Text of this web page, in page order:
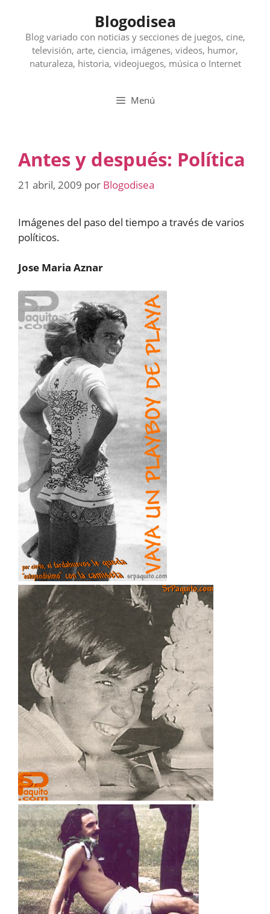
contenido
Blogodisea
Blog variado con noticias y secciones de juegos, cine,
televisión, arte, ciencia, imágenes, videos, humor,
naturaleza, historia, videojuegos, música o Internet
Menú
Antes y después: Política
21 abril, 2009 por Blogodisea
Imágenes del paso del tiempo a través de varios
políticos.
Jose Maria Aznar